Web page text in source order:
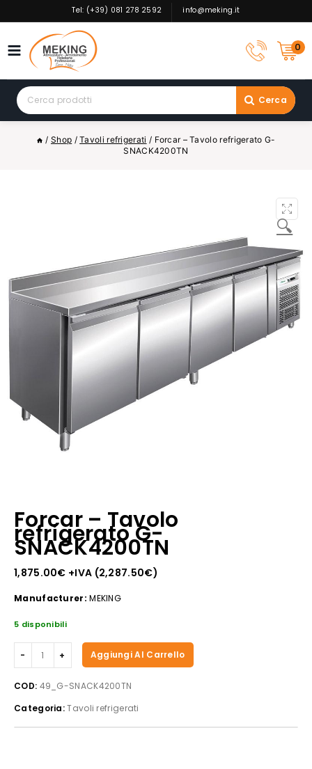
to
Tel: (+39) 081 278 2592 info@meking.it
0
Search
for:
Cerca
/ Shop / Tavoli refrigerati / Forcar – Tavolo refrigerato G-
SNACK4200TN
🔍
Forcar – Tavolo
refrigerato G-
SNACK4200TN
1,875.00€ +IVA (2,287.50€)
Manufacturer: MEKING
5 disponibili
Forcar
-
Tavolo
G-
SNACK4200TN
Aggiungi Al Carrello
COD: 49_G-SNACK4200TN
Categoria:Tavoli refrigerati